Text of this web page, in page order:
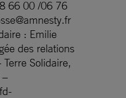
66 00 /06 76
: Emilie
des relations
Terre Solidaire,